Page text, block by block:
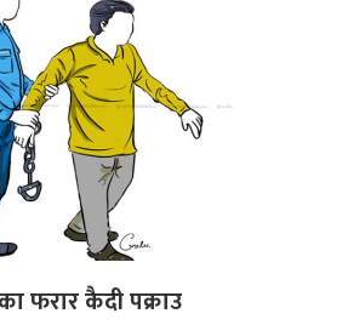
फरार कैदी पक्राउ